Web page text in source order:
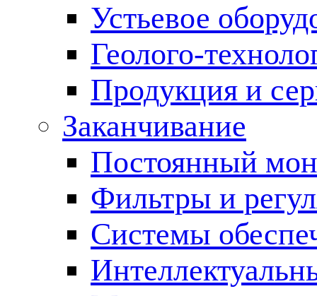
Устьевое
Геолого-
Продукция и
Заканчивание
Постоянный
Фильтры и
Cистемы